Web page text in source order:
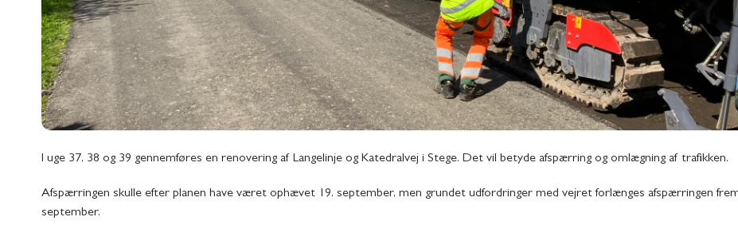
I uge 37, 38 og 39 gennemføres en renovering af Langelinje og Katedralvej i Stege. Det vil betyde afspærring og omlægning af trafikken.
Afspærringen skulle efter planen have været ophævet 19. september, men grundet udfordringer med vejret forlænges afspærringen
september.